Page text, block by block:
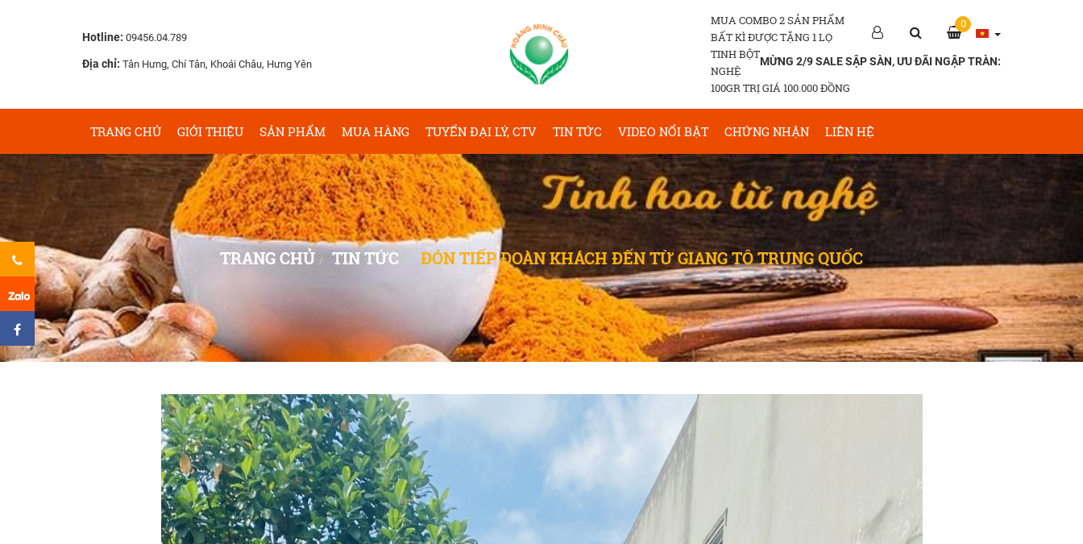
Hotline: 09456.04.789
Địa chỉ: Tân Hưng, Chí Tân, Khoái Châu, Hưng Yên
0
MỪNG 2/9 SALE SẬP SÀN, ƯU ĐÃI NGẬP TRÀN:
MUA COMBO 2 SẢN PHẨM
BẤT KÌ ĐƯỢC TẶNG 1 LỌ
TINH BỘT
NGHỆ
100GR TRỊ GIÁ 100.000 ĐỒNG
TRANG CHỦ GIỚI THIỆU SẢN PHẨM MUA HÀNG TUYỂN ĐẠI LÝ, CTV TIN TỨC VIDEO NỔI BẬT CHỨNG NHẬN LIÊN HỆ
TRANG CHỦ TIN TỨC ĐÓN TIẾP ĐOÀN KHÁCH ĐẾN TỪ GIANG TÔ TRUNG QUỐC